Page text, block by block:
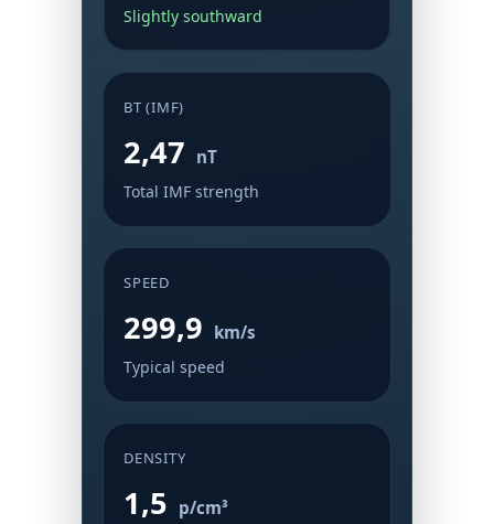
Slightly southward
BT (IMF)
2,47 nT
Total IMF strength
SPEED
299,9 km/s
Typical speed
DENSITY
1,5 p/cm³